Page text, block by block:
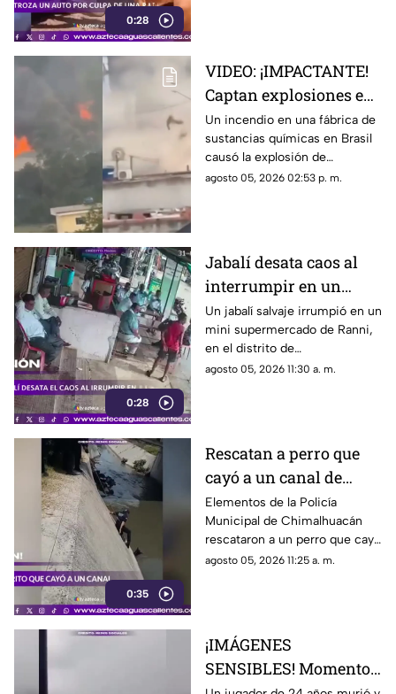
0:28
VIDEO: ¡IMPACTANTE!
Captan explosiones en
alcantarillas tras el
incendio en una
fábrica
Un incendio en una fábrica de
sustancias químicas en Brasil
causó la explosión de
alcantarillas; el momento
agosto 05, 2026 02:53 p. m.
0:28
Jabalí desata caos al
interrumpir en un
comercio y embiste a
un hombre
Un jabalí salvaje irrumpió en un
mini supermercado de Ranni,
en el distrito de
Pathanamthitta, Kerala, India,
agosto 05, 2026 11:30 a. m.
0:35
Rescatan a perro que
cayó a un canal de
aguas negras en
Chimalhuacán
Elementos de la Policía
Municipal de Chimalhuacán
rescataron a un perro que cayó
a un canal de aguas negras,
agosto 05, 2026 11:25 a. m.
¡IMÁGENES
SENSIBLES! Momento